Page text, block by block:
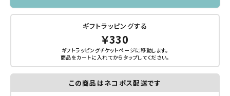
ギフトラッピングする
￥330
ギフトラッピングチケットページに移動します。
商品をカートに入れてから タップしてください。
この商品はネコポス配送です